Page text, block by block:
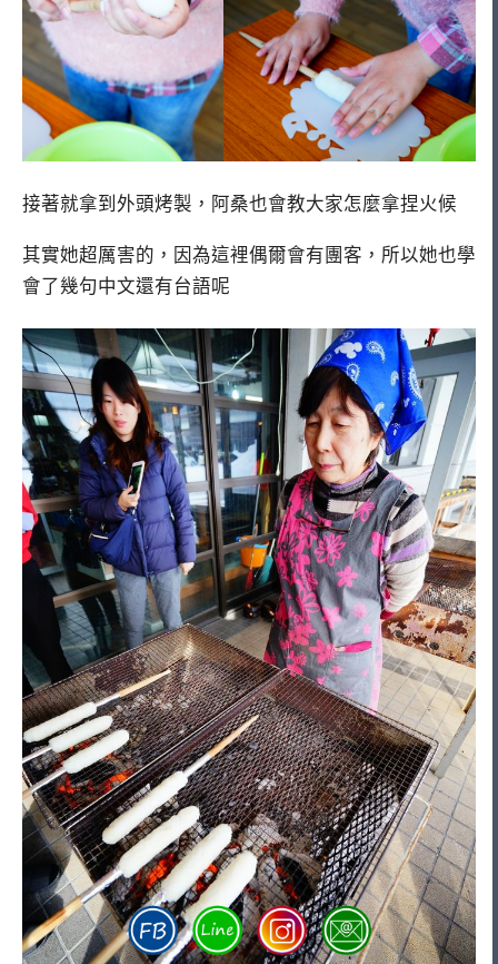
接著就拿到外頭烤製，阿桑也會教大家怎麼拿捏火候
其實她超厲害的，因為這裡偶爾會有團客，所以她也學
會了幾句中文還有台語呢